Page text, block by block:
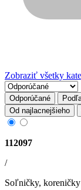
Zobraziť všetky
Odporúčané
Od najlacnejšieho
112097
/
Soľničky, koreničky